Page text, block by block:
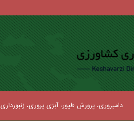
دامپروری، پرورش طیور، آبزی پروری، زنبورداری